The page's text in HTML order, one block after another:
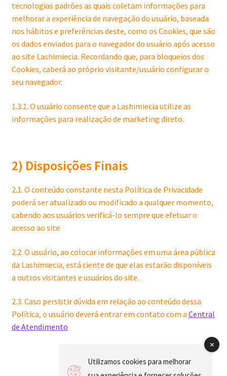
tecnologias padrões as quais coletam informações para
melhorar a experiência de navegação do usuário, baseada
nos hábitos e preferências deste, como os Cookies, que são
os dados enviados para o navegador do usuário após acesso
ao site Lashimiecia. Recordando que, para bloqueios dos
Cookies, caberá ao próprio visitante/usuário configurar o
seu navegador.
1.3.1. O usuário consente que a Lashimiecia utilize as
informações para realização de marketing direto.
2) Disposições Finais
2.1. O conteúdo constante nesta Política de Privacidade
poderá ser atualizado ou modificado a qualquer momento,
cabendo aos usuários verificá-lo sempre que efetuar o
acesso ao site.
2.2. O usuário, ao colocar informações em uma área pública
da Lashimiecia, está ciente de que elas estarão disponíveis
a outros visitantes e usuários do site.
2.3. Caso persistir dúvida em relação ao conteúdo dessa
Política, o usuário deverá entrar em contato com a Central
de Atendimento
Utilizamos cookies para melhorar